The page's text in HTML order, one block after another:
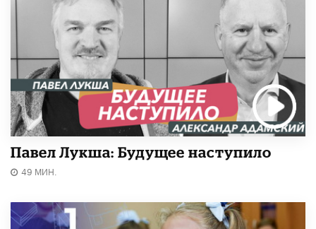
Павел Лукша: Будущее наступило
49 МИН.